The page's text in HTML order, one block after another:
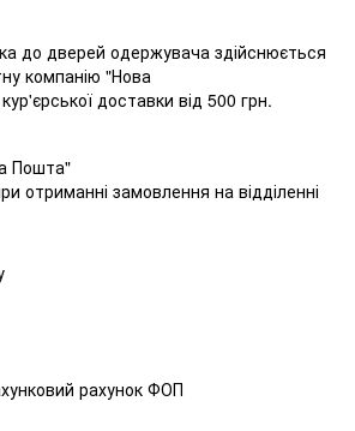
до дверей одержувача здійснюється
компанію "Нова
доставки від 500 грн.
Пошта"
отриманні замовлення на відділенні
рахунок ФОП